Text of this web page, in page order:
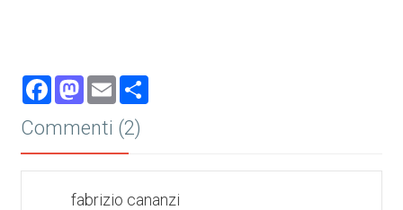
Facebook
Mastodon
Email
Commenti (2)
fabrizio cananzi